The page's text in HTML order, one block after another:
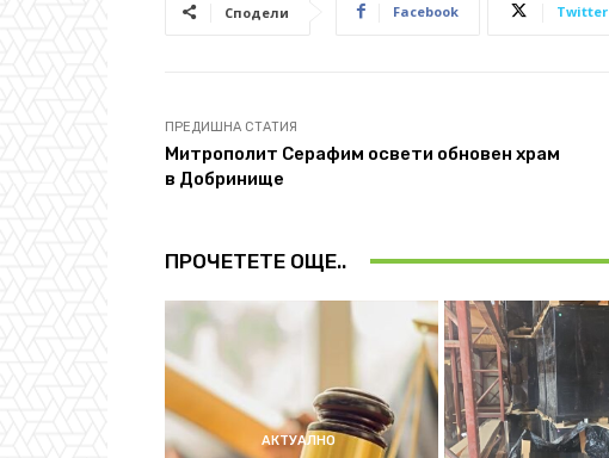
Сподели Facebook Twitter
ПРЕДИШНА СТАТИЯ
Митрополит Серафим освети обновен храм
в Добринище
ПРОЧЕТЕТЕ ОЩЕ..
АКТУАЛНО